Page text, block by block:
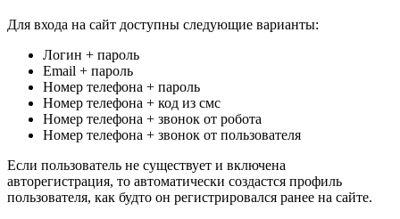
Для входа на сайт доступны следующие варианты:
Логин + пароль
Email + пароль
Номер телефона + пароль
Номер телефона + код из смс
Номер телефона + звонок от робота
Номер телефона + звонок от пользователя
Если пользователь не существует и включена
авторегистрация, то автоматически создастся профиль
пользователя, как будто он регистрировался ранее на сайте.